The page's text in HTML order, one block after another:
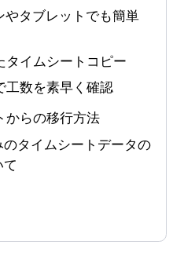
やタブレットでも簡単
タイムシートコピー
工数を素早く確認
からの移行方法
タイムシートデータの
て